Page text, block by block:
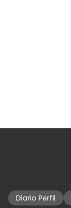
Diario Perfil